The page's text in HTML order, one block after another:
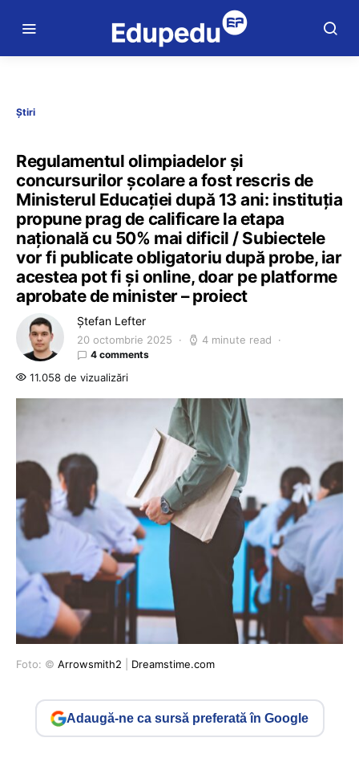
Știri
Regulamentul olimpiadelor și
concursurilor școlare a fost rescris de
Ministerul Educației după 13 ani: instituția
propune prag de calificare la etapa
națională cu 50% mai dificil / Subiectele
vor fi publicate obligatoriu după probe, iar
acestea pot fi și online, doar pe platforme
aprobate de minister – proiect
Ștefan Lefter
20 octombrie 2025 4 minute read
4 comments
11.058 de vizualizări
Foto: © Arrowsmith2 Dreamstime.com
Adaugă-ne ca sursă preferată în Google